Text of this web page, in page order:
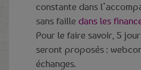
constante dans
sans faille dans les
Pour le faire savoir, 5
seront proposés :
échanges.